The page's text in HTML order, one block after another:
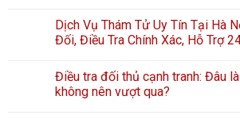
Dịch Vụ Thám Tử Uy Tín Tại Hà
Đối, Điều Tra Chính Xác, Hỗ Trợ
Điều tra đối thủ cạnh tranh: Đâu là
không nên vượt qua?